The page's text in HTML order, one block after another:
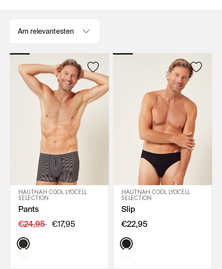
HAUTNAH COOL LYOCELL
SELECTION
Pants
€24,95 €17,95
Color:
HAUTNAH COOL LYOCELL
SELECTION
Slip
€22,95
Color: